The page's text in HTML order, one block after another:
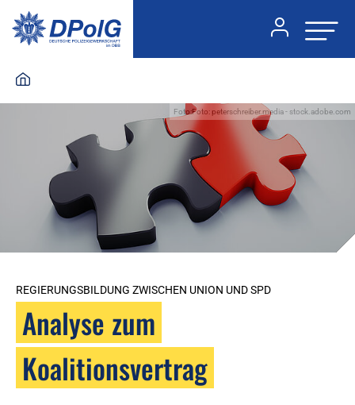
Foto:Foto: peterschreiber.media - stock.adobe.com
REGIERUNGSBILDUNG ZWISCHEN UNION UND SPD
Analyse zum
Koalitionsvertrag